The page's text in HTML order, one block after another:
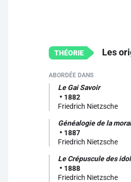
Les
Friedrich Nietzsche
Le Gai Savoir
1882
Friedrich Nietzsche
Généalogie de la
1887
Friedrich Nietzsche
Le Crépuscule des
1888